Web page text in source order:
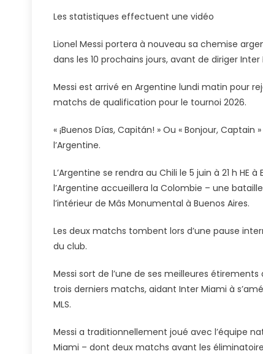
Coupe
Du
Du
Club
Les statistiques effectuent une vidéo
Lionel Messi portera à nouveau sa chemise
dans les 10 prochains jours, avant de diriger
Messi est arrivé en Argentine lundi matin pour
matchs de qualification pour le tournoi 2026.
« ¡Buenos Días, Capitán! » Ou « Bonjour,
l’Argentine.
L’Argentine se rendra au Chili le 5 juin à 21 h HE
l’Argentine accueillera la Colombie – une
l’intérieur de Mâs Monumental à Buenos Aires.
Les deux matchs tombent lors d’une pause
du club.
Messi sort de l’une de ses meilleures
trois derniers matchs, aidant Inter Miami à
MLS.
Messi a traditionnellement joué avec l’équipe
Miami – dont deux matchs avant les